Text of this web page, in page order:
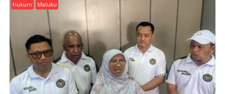
Hukum Maluku